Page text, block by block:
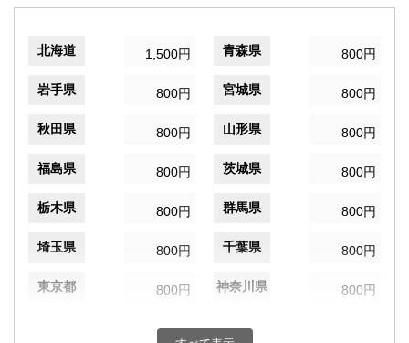
北海道 1,500円 青森県 800円
岩手県 800円 宮城県 800円
秋田県 800円 山形県 800円
福島県 800円 茨城県 800円
栃木県 800円 群馬県 800円
埼玉県 800円 千葉県 800円
東京都 800円 神奈川県 800円
800円 富山県